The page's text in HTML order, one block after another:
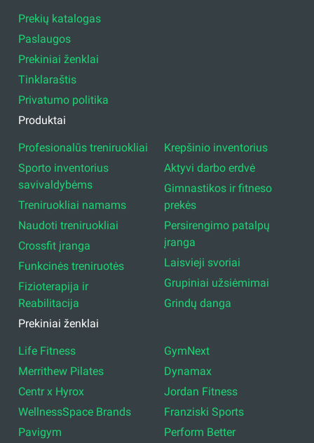
Prekių katalogas
Paslaugos
Prekiniai ženklai
Tinklaraštis
Privatumo politika
Produktai
Profesionalūs treniruokliai
Sporto inventorius
savivaldybėms
Treniruokliai namams
Naudoti treniruokliai
Crossfit įranga
Funkcinės treniruotės
Fizioterapija ir
Reabilitacija
Krepšinio inventorius
Aktyvi darbo erdvė
Gimnastikos ir fitneso
prekės
Persirengimo patalpų
įranga
Laisvieji svoriai
Grupiniai užsiėmimai
Grindų danga
Prekiniai ženklai
Life Fitness
Merrithew Pilates
Centr x Hyrox
WellnessSpace Brands
Pavigym
GymNext
Dynamax
Jordan Fitness
Franziski Sports
Perform Better